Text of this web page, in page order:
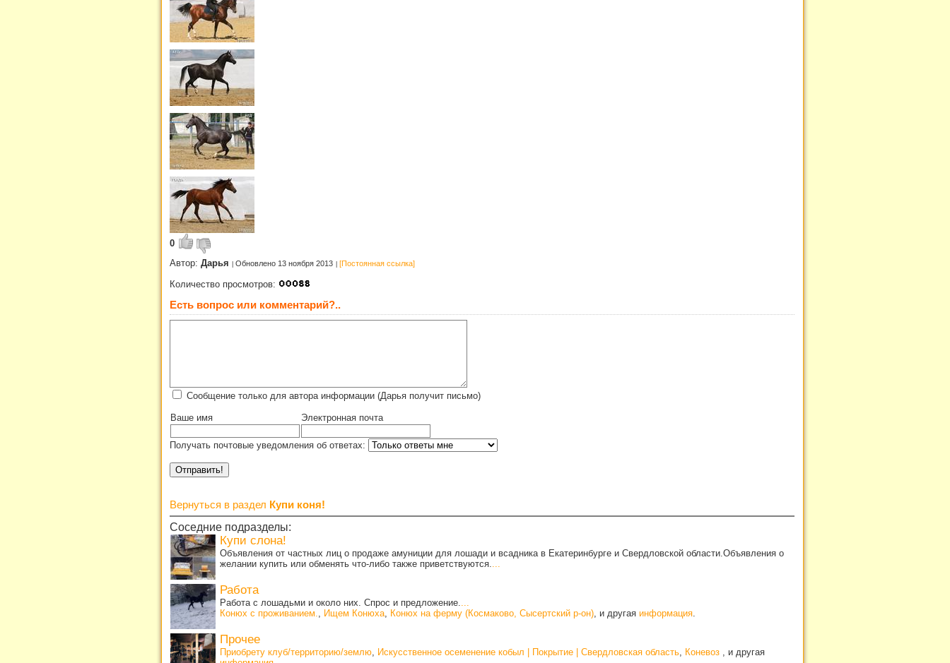
0
Автор: Дарья Обновлено 13 ноября 2013 [Постоянная ссылка]
Количество просмотров:
Есть вопрос или комментарий?..
Сообщение только для автора информации (Дарья получит письмо)
Ваше имя Электронная почта
Получать почтовые уведомления об ответах:
Вернуться в раздел Купи коня!
Соседние подразделы:
Купи слона!
Объявления от частных лиц о продаже амуниции для лошади и всадника в Екатеринбурге и Свердловской области.Объявления о
желании купить или обменять что-либо также приветствуются....
Работа
Работа с лошадьми и около них. Спрос и предложение....
Конюх с проживанием., Ищем Конюха, Конюх на ферму (Космаково, Сысертский р-он), и другая информация.
Прочее
Приобрету клуб/территорию/землю, Искусственное осеменение кобыл | Покрытие | Свердловская область, Коневоз , и другая